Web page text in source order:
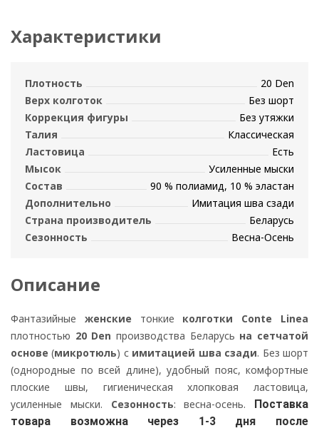
Характеристики
Плотность
20 Den
Верх колготок
Без шорт
Коррекция фигуры
Без утяжки
Талия
Классическая
Ластовица
Есть
Мысок
Усиленные мыски
Состав
90 % полиамид, 10 % эластан
Дополнительно
Имитация шва сзади
Страна производитель
Беларусь
Сезонность
Весна-Осень
Описание
Фантазийные женские тонкие колготки Conte Linea
плотностью 20 Den производства Беларусь на сетчатой
основе (микротюль) симитацией шва сзади. Без шорт
(однородные по всей длине), удобный пояс, комфортные
плоские швы, гигиеническая хлопковая ластовица,
усиленные мыски. Сезонность: весна-осень.
Поставка
товара возможна через 1-3 дня после